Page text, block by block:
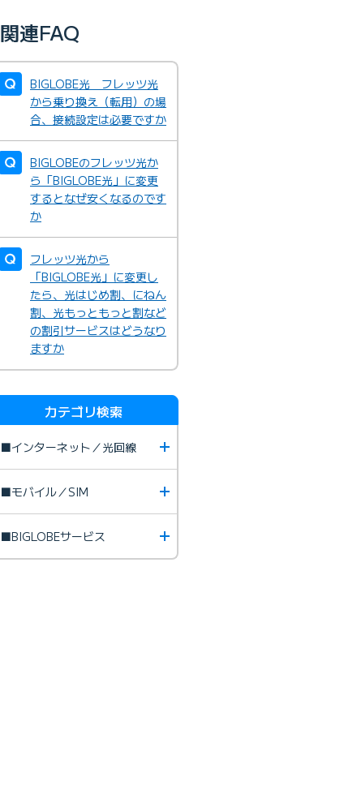
関連FAQ
BIGLOBE光 フレッツ光
から乗り換え（転用）の場
合、接続設定は必要ですか
BIGLOBEのフレッツ光か
ら「BIGLOBE光」に変更
するとなぜ安くなるのです
か
フレッツ光から
「BIGLOBE光」に変更し
たら、光はじめ割、にねん
割、光もっともっと割など
の割引サービスはどうなり
ますか
カテゴリ検索
■インターネット／光回線
■モバイル／SIM
■BIGLOBEサービス